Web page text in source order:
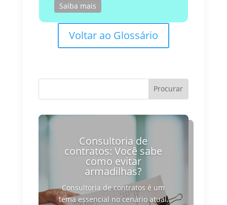
Saiba mais
Voltar ao Glossário
Consultoria de
contratos: Você sabe
como evitar
armadilhas?
Consultoria de contratos é um
tema essencial no cenário atual,